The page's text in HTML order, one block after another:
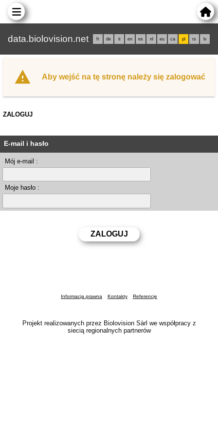
data.biolovision.net fr de it en es nl eu ca pl rs lv
Aby wejść na tę stronę należy się zalogować
ZALOGUJ
E-mail i hasło
Mój e-mail :
Moje hasło :
Informacja prawna Kontakty Referencje
Projekt realizowanych przez Biolovision Sàrl we współpracy z
siecią regionalnych partnerów